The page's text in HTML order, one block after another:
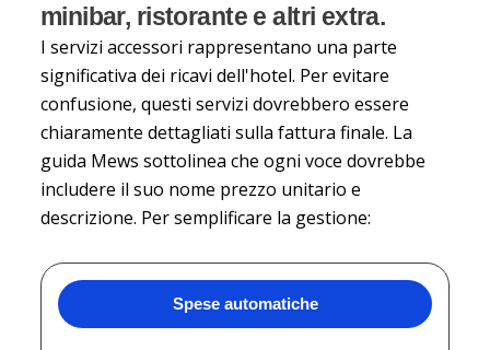
minibar, ristorante e altri extra.
I servizi accessori rappresentano una parte
significativa dei ricavi dell'hotel. Per evitare
confusione, questi servizi dovrebbero essere
chiaramente dettagliati sulla fattura finale. La
guida Mews sottolinea che ogni voce dovrebbe
includere il suo nome prezzo unitario e
descrizione. Per semplificare la gestione:
Spese automatiche